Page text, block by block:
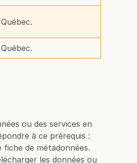
ou des services en
à ce prérequis :
de métadonnées.
les données ou